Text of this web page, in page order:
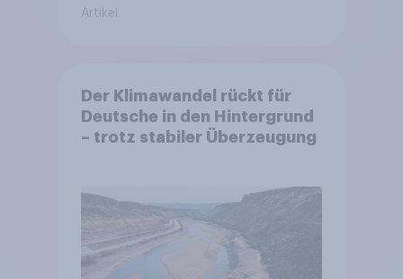
Artikel
Der Klimawandel rückt für
Deutsche in den Hintergrund
– trotz stabiler Überzeugung